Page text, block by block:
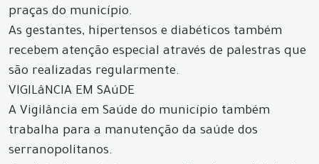
praças do município.
As gestantes, hipertensos e diabéticos também
recebem atenção especial através de palestras que
são realizadas regularmente.
VIGILâNCIA EM SAúDE
A Vigilância em Saúde do município também
trabalha para a manutenção da saúde dos
serranopolitanos.